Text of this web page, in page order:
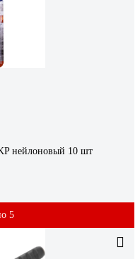
нейлоновый 10 шт
5